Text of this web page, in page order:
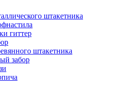
штакетника
гиттер
штакетника
забор